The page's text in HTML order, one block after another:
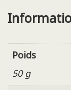
Poids
50 g